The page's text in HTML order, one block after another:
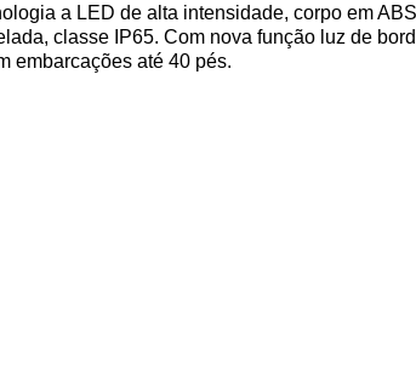
a LED de alta intensidade, corpo em
classe IP65. Com nova função luz de
embarcações até 40 pés.